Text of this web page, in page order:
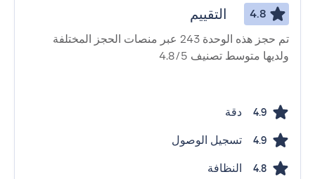
4.8 التقييم
تم حجز هذه الوحدة 243 عبر منصات الحجز المختلفة
ولديها متوسط ​​تصنيف 4.8/5
4.9 دقة
4.9 تسجيل الوصول
4.8 النظافة